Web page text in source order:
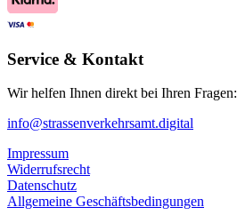
Service & Kontakt
Wir helfen Ihnen direkt bei Ihren Fragen:
info@strassenverkehrsamt.digital
Impressum
Widerrufsrecht
Datenschutz
Allgemeine Geschäftsbedingungen